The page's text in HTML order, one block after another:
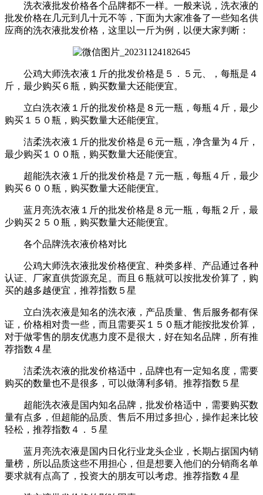
洗衣液批发价格各个品牌都不一样。一般来说，洗衣液的
批发价格在几元到几十元不等，下面为大家准备了一些知名供
应商的洗衣液批发价格，这里以一斤为例，以便大家判断：
公鸡大师洗衣液１斤的批发价格是５．５元、，每瓶是４
斤，最少购买６瓶，购买数量大还能便宜。
立白洗衣液１斤的批发价格是８元一瓶，每瓶４斤，最少
购买１５０瓶，购买数量大还能便宜。
洁柔洗衣液１斤的批发价格是６元一瓶，净含量为４斤，
最少购买１００瓶，购买数量大还能便宜。
超能洗衣液１斤的批发价格是７元一瓶，每瓶４斤，最少
购买６００瓶，购买数量大还能便宜。
蓝月亮洗衣液１斤的批发价格是８元一瓶，每瓶２斤，最
少购买２５０瓶，购买数量大还能便宜。
各个品牌洗衣液价格对比
公鸡大师洗衣液批发价格便宜、种类多样、产品通过各种
认证、厂家直供货源充足。而且６瓶就可以按批发价算了，购
买的越多越便宜，推荐指数５星
立白洗衣液是知名的洗衣液，产品质量、售后服务都有保
证，价格相对贵一些，而且需要买１５０瓶才能按批发价算，
对于做零售的朋友优惠力度不是很大，好在知名品牌，所有推
荐指数４星
洁柔洗衣液的批发价格适中，品牌也有一定知名度，需要
购买的数量也不是很多，可以做薄利多销。推荐指数５星
超能洗衣液是国内知名品牌，批发价格适中，需要购买数
量有点多，但超能的品质、售后不用过多担心，操作起来比较
轻松，推荐指数４．５星
蓝月亮洗衣液是国内日化行业龙头企业，长期占据国内销
量榜，所以品质这些不用担心，但是想要入他们的分销商名单
要求就有点高了，投资大的朋友可以考虑。推荐指数４星